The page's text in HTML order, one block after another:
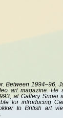
Between 1994–96,
art magazine. He
at Gallery Snoei
for introducing
to British art